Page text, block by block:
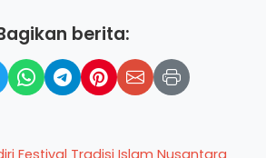
berita:
Festival Tradisi Islam Nusantara